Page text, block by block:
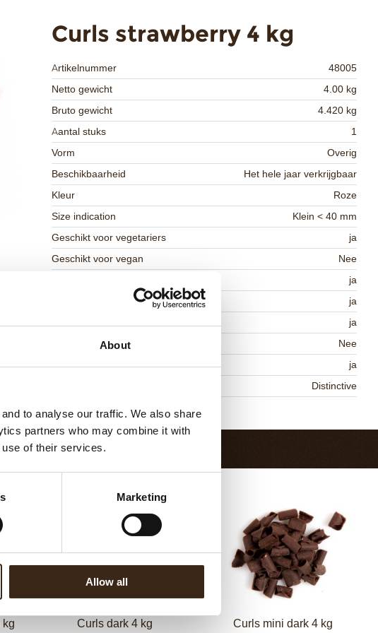
About
to analyse our traffic. We also share
partners who may combine it with
use of their services.
Marketing
Allow all
Curls strawberry 4 kg
Artikelnummer
48005
Netto gewicht
4.00 kg
Bruto gewicht
4.420 kg
Aantal stuks
1
Vorm
Overig
Beschikbaarheid
Het hele jaar verkrijgbaar
Kleur
Roze
Size indication
Klein < 40 mm
Geschikt voor vegetariers
ja
Geschikt voor vegan
Nee
ja
ja
ja
Bevat AZO kleurstoffen
Nee
FDA goedgekeurd
ja
Distinctive
Terug naar collectie
kg Curls dark 4 kg Curls mini dark 4 kg